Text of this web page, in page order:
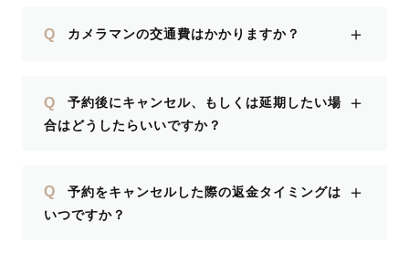
Q カメラマンの交通費はかかりますか？ ＋
Q
予約後にキャンセル、もしくは延期したい場
合はどうしたらいいですか？
＋
Q
予約をキャンセルした際の返金タイミングは
いつですか？
＋